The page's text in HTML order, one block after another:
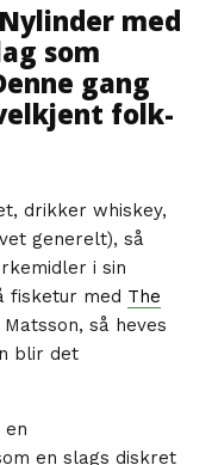
med
som
gang
folk-
drikker whiskey,
generelt), så
i sin
fisketur med The
så heves
blir det
en
en slags diskret